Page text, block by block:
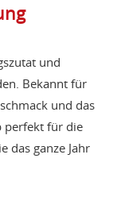
und
Bekannt für
und das
perfekt für die
das ganze Jahr